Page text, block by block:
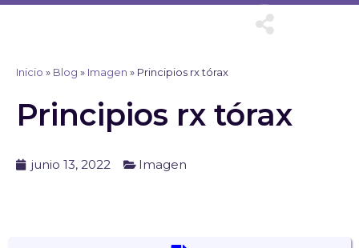
Ir
Inicio » Blog » Imagen » Principios rx tórax
Principios rx tórax
junio 13, 2022 Imagen